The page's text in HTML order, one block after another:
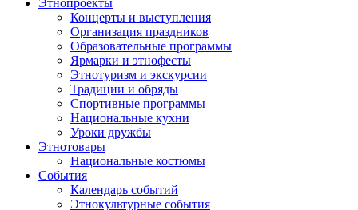
Этнопроекты
Концерты и выступления
Организация праздников
Образовательные программы
Ярмарки и этнофесты
Этнотуризм и экскурсии
Традиции и обряды
Спортивные программы
Национальные кухни
Уроки дружбы
Этнотовары
Национальные костюмы
События
Календарь событий
Этнокультурные события